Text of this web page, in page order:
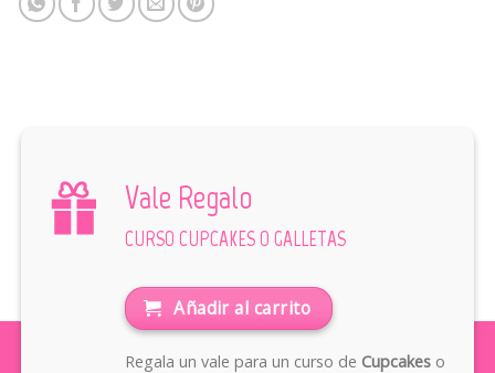
Vale Regalo
CURSO CUPCAKES O GALLETAS
Añadir al carrito
Regala un vale para un curso de Cupcakeso